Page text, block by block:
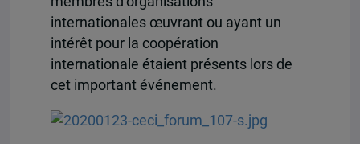
internationales œuvrant ou ayant un
intérêt pour la coopération
internationale étaient présents lors de
cet important événement.